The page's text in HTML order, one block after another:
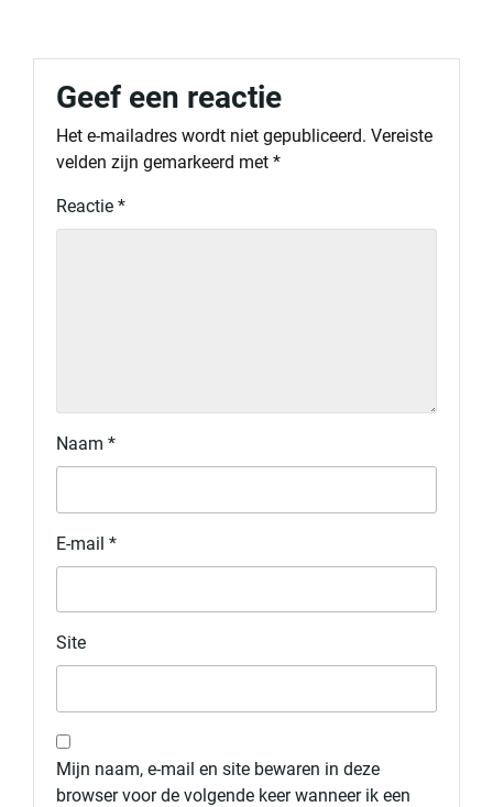
Geef een reactie
Het e-mailadres wordt niet gepubliceerd. Vereiste
velden zijn gemarkeerd met *
Reactie *
Naam *
E-mail *
Site
Mijn naam, e-mail en site bewaren in deze
browser voor de volgende keer wanneer ik een